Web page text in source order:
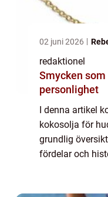
02 juni 2026
redaktionel
Smycken
personlighet
I denna artikel
kokosolja för
grundlig
fördelar och